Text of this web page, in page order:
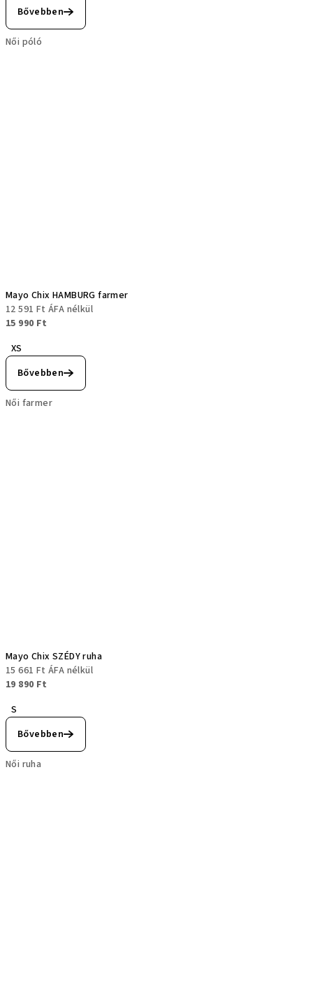
Bővebben
Női póló
Mayo Chix HAMBURG farmer
12 591 Ft ÁFA nélkül
15 990 Ft
XS
Bővebben
Női farmer
Mayo Chix SZÉDY ruha
15 661 Ft ÁFA nélkül
19 890 Ft
S
Bővebben
Női ruha